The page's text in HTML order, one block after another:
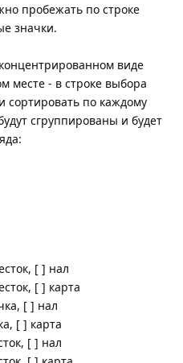
пробежать по строке
значки.
виде
месте - в строке выбора
сортировать по каждому
сгруппированы и будет
[ ] нал
[ ] карта
[ ] нал
[ ] карта
[ ] нал